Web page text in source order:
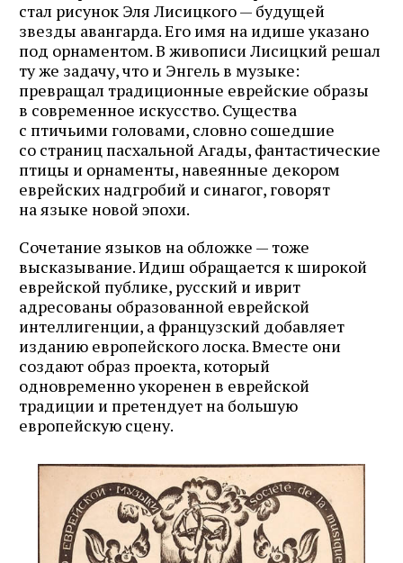
стал рисунок Эля Лисицкого — будущей
звезды авангарда. Его имя на идише указано
под орнаментом. В живописи Лисицкий решал
ту же задачу, что и Энгель в музыке:
превращал традиционные еврейские образы
в современное искусство. Существа
с птичьими головами, словно сошедшие
со страниц пасхальной Агады, фантастические
птицы и орнаменты, навеянные декором
еврейских надгробий и синагог, говорят
на языке новой эпохи.
Сочетание языков на обложке — тоже
высказывание. Идиш обращается к широкой
еврейской публике, русский и иврит
адресованы образованной еврейской
интеллигенции, а французский добавляет
изданию европейского лоска. Вместе они
создают образ проекта, который
одновременно укоренен в еврейской
традиции и претендует на большую
европейскую сцену.